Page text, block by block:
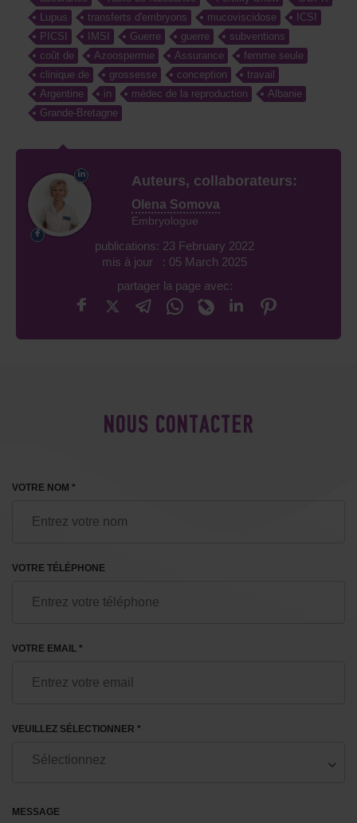
Lupus
transferts d'embryons mucoviscidose
ICSI
PICSI
IMSI Guerre guerre
subventions
coût de
Azoospermie Assurance
femme seule
clinique de
grossesse conception
travail
Argentine
in médec de la reproduction
Albanie
Grande-Bretagne
Auteurs, collaborateurs:
Olena Somova
Embryologue
publications: 23 February 2022
mis à jour : 05 March 2025
partager la page avec:
NOUS CONTACTER
VOTRE NOM *
VOTRE TÉLÉPHONE
VOTRE EMAIL *
VEUILLEZ SÉLECTIONNER *
MESSAGE